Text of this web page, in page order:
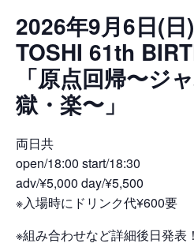
2026年9月6日(日)
TOSHI 61th
「原点回帰〜ジ
獄・楽〜」
両日共
open/18:00 start/18:30
adv/¥5,000 day/¥5,500
※入場時にドリンク代¥600要
※組み合わせなど詳細後日発表！